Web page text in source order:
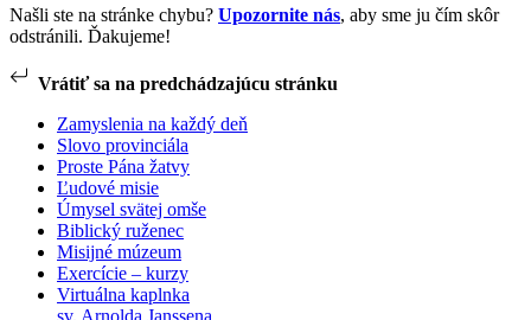
Našli ste na stránke chybu? Upozornite nás, aby sme ju čím skôr
odstránili. Ďakujeme!
Vrátiť sa na predchádzajúcu stránku
Zamyslenia na každý deň
Slovo provinciála
Proste Pána žatvy
Ľudové misie
Úmysel svätej omše
Biblický ruženec
Misijné múzeum
Exercície – kurzy
Virtuálna kaplnka
sv. Arnolda Janssena